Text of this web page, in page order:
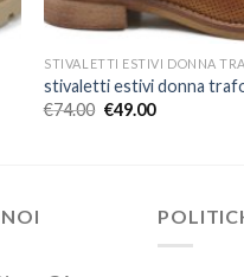
STIVALETTI ESTIVI DONNA
stivaletti estivi donna
€74.00 €49.00